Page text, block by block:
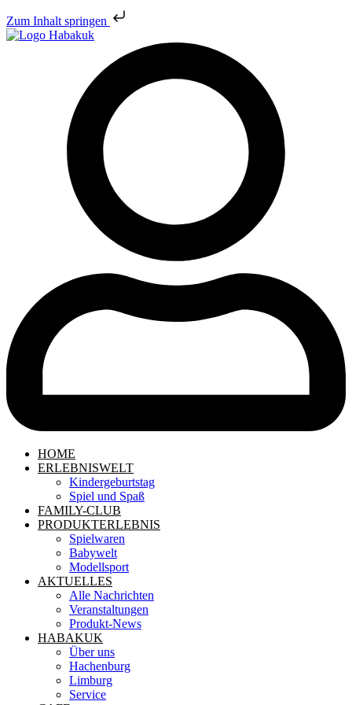
Zum Inhalt springen
HOME
ERLEBNISWELT
Kindergeburtstag
Spiel und Spaß
FAMILY-CLUB
PRODUKTERLEBNIS
Spielwaren
Babywelt
Modellsport
AKTUELLES
Alle Nachrichten
Veranstaltungen
Produkt-News
HABAKUK
Über uns
Hachenburg
Limburg
Service